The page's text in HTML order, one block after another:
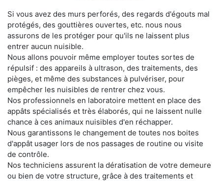
Si vous avez des murs perforés, des regards d'égouts mal
protégés, des gouttières ouvertes, etc. nous nous
assurons de les protéger pour qu'ils ne laissent plus
entrer aucun nuisible.
Nous allons pouvoir même employer toutes sortes de
répulsif : des appareils à ultrason, des traitements, des
pièges, et même des substances à pulvériser, pour
empêcher les nuisibles de rentrer chez vous.
Nos professionnels en laboratoire mettent en place des
appâts spécialisés et très élaborés, qui ne laissent nulle
chance à ces animaux nuisibles d'en réchapper.
Nous garantissons le changement de toutes nos boites
d'appât usager lors de nos passages de routine ou visite
de contrôle.
Nos techniciens assurent la dératisation de votre demeure
ou bien de votre structure, grâce à des traitements et